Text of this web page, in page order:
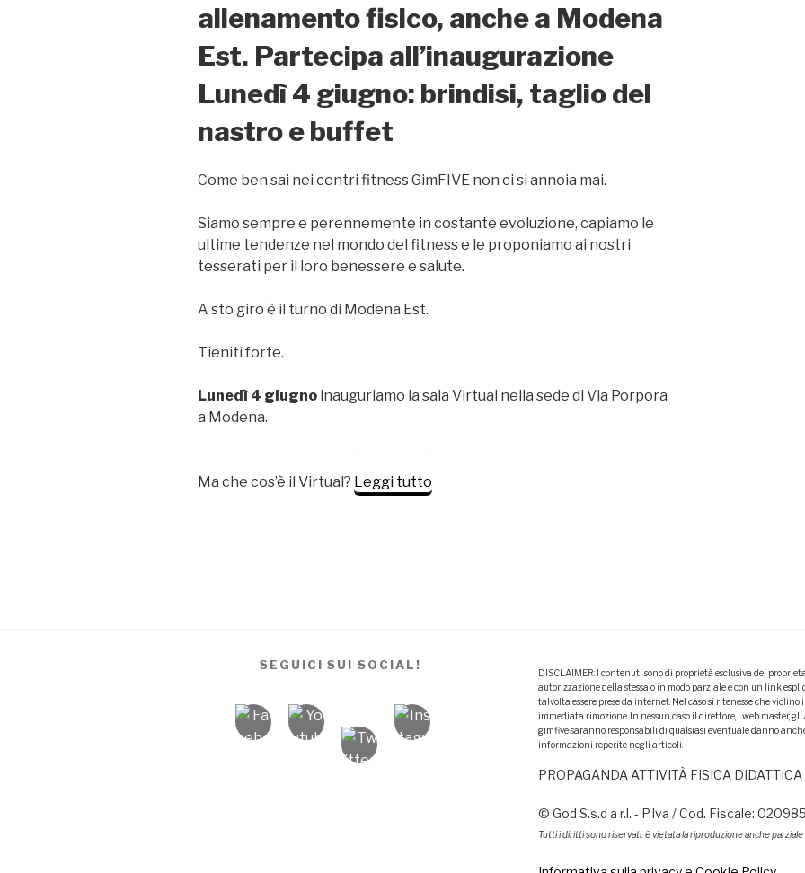
allenamento fisico, anche a Modena
Est. Partecipa all’inaugurazione
Lunedì 4 giugno: brindisi, taglio del
nastro e buffet
Come ben sai nei centri fitness GimFIVE non ci si annoia mai.
Siamo sempre e perennemente in costante evoluzione, capiamo le
ultime tendenze nel mondo del fitness e le proponiamo ai nostri
tesserati per il loro benessere e salute.
A sto giro è il turno di Modena Est.
Tieniti forte.
Lunedì 4 giugno inauguriamo la sala Virtual nella sede di Via Porpora
a Modena.
Ma che cos’è il Virtual? Leggi tutto
SEGUICI SUI SOCIAL!
DISCLAIMER: I contenuti sono di proprietà esclusiva del
autorizzazione della stessa o in modo parziale e con un link
talvolta essere prese da internet. Nel caso si ritenesse che
immediata rimozione. In nessun caso il direttore, i web master,
gimfive saranno responsabili di qualsiasi eventuale danno
informazioni reperite negli articoli.
PROPAGANDA ATTIVITÀ FISICA
© God S.s.d a r.l. - P.Iva / Cod. Fiscale:
Tutti i diritti sono riservati: è vietata la riproduzione anche